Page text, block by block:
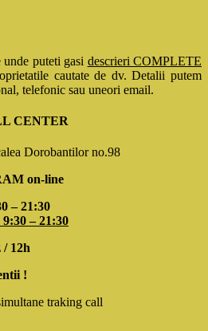
puteti gasi descrieri COMPLETE
cautate de dv. Detalii putem
telefonic sau uneori email.
CENTER
Dorobantilor no.98
line
21:30
9:30 – 21:30
!
traking call